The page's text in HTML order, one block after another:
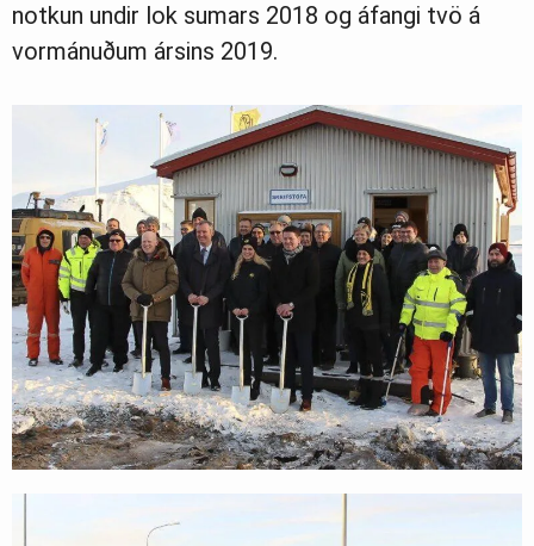
notkun undir lok sumars 2018 og áfangi tvö á
vormánuðum ársins 2019.